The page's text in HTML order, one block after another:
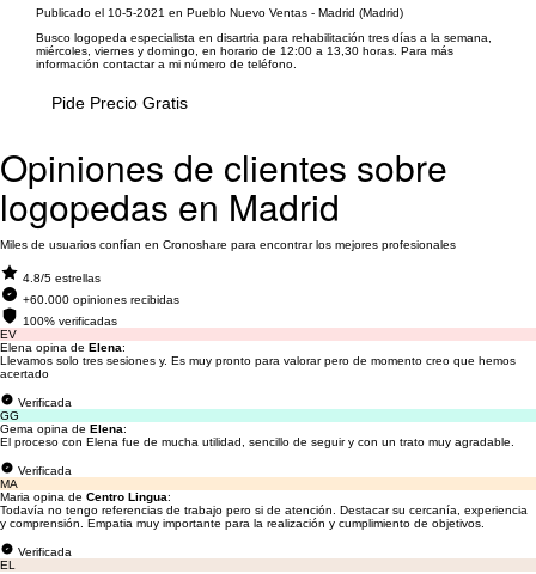
Publicado el 10-5-2021 en Pueblo Nuevo Ventas - Madrid (Madrid)
Busco logopeda especialista en disartria para rehabilitación tres días a la semana,
miércoles, viernes y domingo, en horario de 12:00 a 13,30 horas. Para más
información contactar a mi número de teléfono.
Pide Precio Gratis
Opiniones de clientes sobre
logopedas en Madrid
Miles de usuarios confían en Cronoshare para encontrar los mejores profesionales
4.8/5 estrellas
+60.000 opiniones recibidas
100% verificadas
EV
Elena opina de Elena:
Llevamos solo tres sesiones y. Es muy pronto para valorar pero de momento creo que hemos
acertado
Verificada
GG
Gema opina de Elena:
El proceso con Elena fue de mucha utilidad, sencillo de seguir y con un trato muy agradable.
Verificada
MA
Maria opina de Centro Lingua:
Todavía no tengo referencias de trabajo pero si de atención. Destacar su cercanía, experiencia
y comprensión. Empatia muy importante para la realización y cumplimiento de objetivos.
Verificada
EL